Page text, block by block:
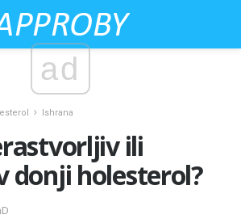
ad
Ishrana
ili
donji holesterol?